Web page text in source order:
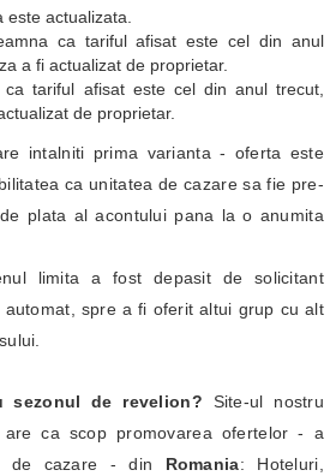
actualizata.
ca tariful afisat este cel din anul
a fi actualizat de proprietar.
ca tariful afisat este cel din anul trecut,
de proprietar.
intalniti prima varianta - oferta este
ca unitatea de cazare sa fie pre-
plata al acontului pana la o anumita
limita a fost depasit de solicitant
automat, spre a fi oferit altui grup cu alt
sezonul de revelion? Site-ul nostru
are ca scop promovarea ofertelor - a
de cazare - din Romania: Hoteluri,